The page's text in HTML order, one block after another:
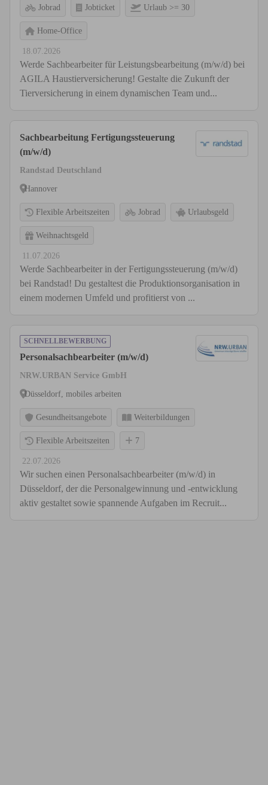
Jobrad Jobticket Urlaub >= 30
Home-Office
18.07.2026
Werde Sachbearbeiter für Leistungsbearbeitung (m/w/d) bei
AGILA Haustierversicherung! Gestalte die Zukunft der
Tierversicherung in einem dynamischen Team und...
Sachbearbeitung Fertigungssteuerung
(m/w/d)
Randstad Deutschland
Hannover
Flexible Arbeitszeiten Jobrad Urlaubsgeld
Weihnachtsgeld
11.07.2026
Werde Sachbearbeiter in der Fertigungssteuerung (m/w/d)
bei Randstad! Du gestaltest die Produktionsorganisation in
einem modernen Umfeld und profitierst von ...
SCHNELLBEWERBUNG
Personalsachbearbeiter (m/w/d)
NRW.URBAN Service GmbH
Düsseldorf, mobiles arbeiten
Gesundheitsangebote Weiterbildungen
Flexible Arbeitszeiten 7
22.07.2026
Wir suchen einen Personalsachbearbeiter (m/w/d) in
Düsseldorf, der die Personalgewinnung und -entwicklung
aktiv gestaltet sowie spannende Aufgaben im Recruit...